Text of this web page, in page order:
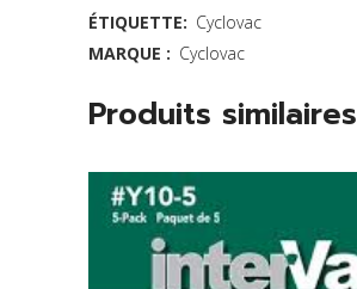
de
3
-
DLP
quantity
ÉTIQUETTE: Cyclovac
MARQUE : Cyclovac
Produits similaires